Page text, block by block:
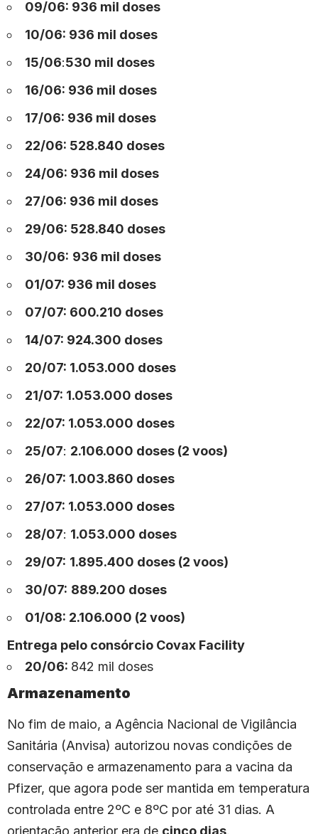
09/06: 936 mil doses
10/06: 936 mil doses
15/06:530 mil doses
16/06: 936 mil doses
17/06: 936 mil doses
22/06: 528.840 doses
24/06: 936 mil doses
27/06: 936 mil doses
29/06: 528.840 doses
30/06: 936 mil doses
01/07: 936 mil doses
07/07: 600.210 doses
14/07: 924.300 doses
20/07: 1.053.000 doses
21/07: 1.053.000 doses
22/07: 1.053.000 doses
25/07: 2.106.000 doses (2 voos)
26/07: 1.003.860 doses
27/07: 1.053.000 doses
28/07: 1.053.000 doses
29/07: 1.895.400 doses (2 voos)
30/07: 889.200 doses
01/08: 2.106.000 (2 voos)
Entrega pelo consórcio Covax Facility
20/06: 842 mil doses
Armazenamento
No fim de maio, a Agência Nacional de Vigilância
Sanitária (Anvisa) autorizou novas condições de
conservação e armazenamento para a vacina da
Pfizer, que agora pode ser mantida em temperatura
controlada entre 2ºC e 8ºC por até 31 dias. A
orientação anterior era de cinco dias.